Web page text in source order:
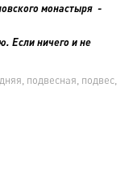
монастыря -
Если ничего и не
подвесная, подвес,